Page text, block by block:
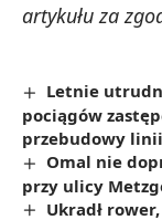
artykułu za
Letnie
pociągów
przebudowy
Omal nie
przy ulicy
Ukradł